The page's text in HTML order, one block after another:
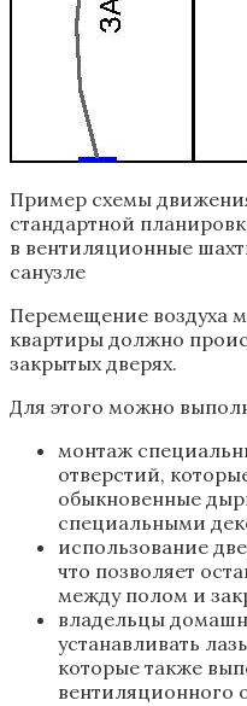
Пример схемы
стандартной
в вентиляционные
санузле
Перемещение воздуха
квартиры должно
закрытых дверях.
Для этого можно
монтаж
отверстий,
обыкновенные
специальными
использование
что позволяет
между полом и
владельцы
устанавливать
которые также
вентиляционного